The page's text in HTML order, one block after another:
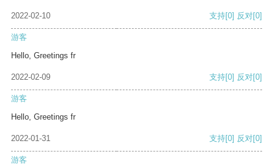
2022-02-10 支持[0] 反对[0]
游客
Hello, Greetings fr
2022-02-09 支持[0] 反对[0]
游客
Hello, Greetings fr
2022-01-31 支持[0] 反对[0]
游客